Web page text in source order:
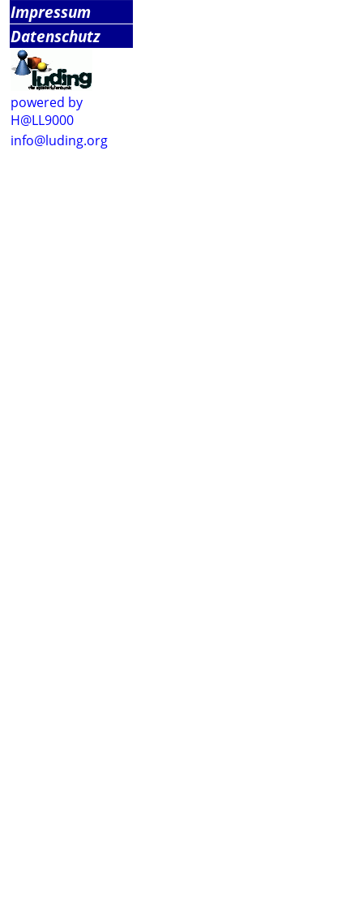
Impressum
Datenschutz
powered by
H@LL9000
info@luding.org